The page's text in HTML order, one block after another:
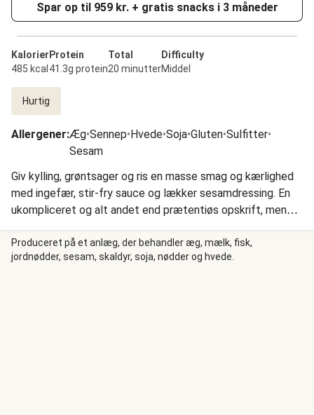
Spar op til 959 kr. + gratis snacks i 3 måneder
Kalorier
485 kcal
Protein
41.3g protein
Total
20 minutter
Difficulty
Middel
Hurtig
Allergener:Æg•Sennep•Hvede•Soja•Gluten•Sulfitter•
Sesam
Giv kylling, grøntsager og ris en masse smag og kærlighed
med ingefær, stir-fry sauce og lækker sesamdressing. En
ukompliceret og alt andet end prætentiøs opskrift, men
som uden tvivl, er lækker nok at servere på restaurant. Følg
den nemme trin-for-trin guide, og sammensæt en middag,
du garanteret vil lave igen.
Produceret på et anlæg, der behandler æg, mælk, fisk,
jordnødder, sesam, skaldyr, soja, nødder og hvede.